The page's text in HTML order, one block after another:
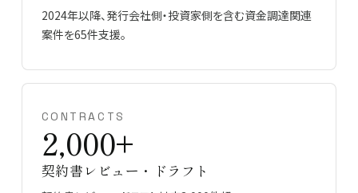
2024年以降、発行会社側・投資家側を含む資金調達関連
案件を65件支援。
CONTRACTS
2,000+
契約書レビュー・ドラフト